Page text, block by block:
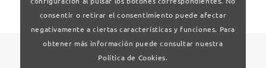
© 2024 Clúster Audiovisual de Catalunya
consentir o retirar el consentimiento puede afectar
negativamente a ciertas características y funciones. Para
obtener más información puede consultar nuestra
Política de Cookies.